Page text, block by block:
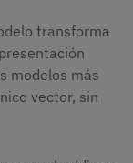
transforma
modelos más
vector, sin